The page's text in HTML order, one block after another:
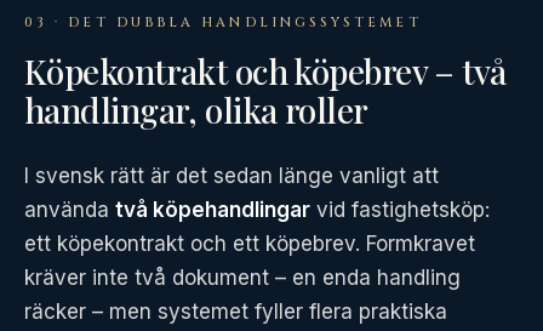
03 · DET DUBBLA HANDLINGSSYSTEMET
Köpekontrakt och köpebrev – två
handlingar, olika roller
I svensk rätt är det sedan länge vanligt att
använda två köpehandlingar vid fastighetsköp:
ett köpekontrakt och ett köpebrev. Formkravet
kräver inte två dokument – en enda handling
räcker – men systemet fyller flera praktiska